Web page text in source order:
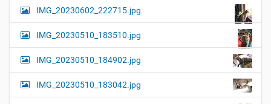
IMG_20230602_222715.jpg
IMG_20230510_183510.jpg
IMG_20230510_184902.jpg
IMG_20230510_183042.jpg